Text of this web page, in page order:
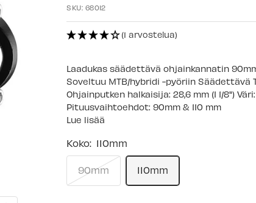
SKU: 68012
(1 arvostelua)
Laadukas säädettävä ohjainkannatin
Soveltuu MTB/hybridi -pyöriin Säädettävä
Ohjainputken halkaisija: 28,6 mm (1 1/8")
Pituusvaihtoehdot: 90mm & 110 mm
Lue lisää
Koko: 110mm
90mm 110mm